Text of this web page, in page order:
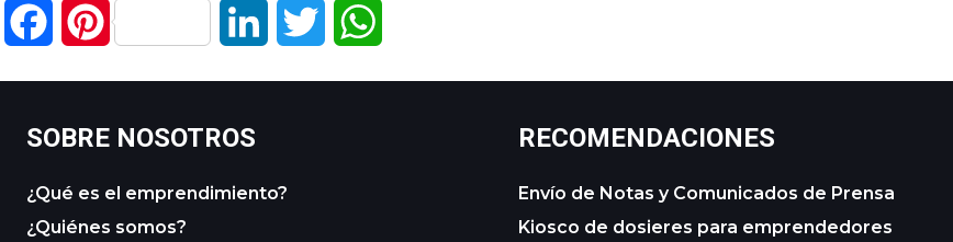
FacebookPinterest LinkedIn Twitter
SOBRE NOSOTROS
¿Qué es el emprendimiento?
¿Quiénes somos?
RECOMENDACIONES
Envío de Notas y Comunicados de Prensa
Kiosco de dosieres para emprendedores